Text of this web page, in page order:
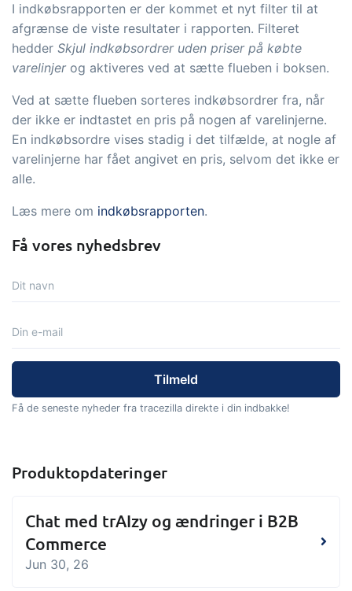
I indkøbsrapporten er der kommet et nyt filter til at
afgrænse de viste resultater i rapporten. Filteret
hedder Skjul indkøbsordrer uden priser på købte
varelinjerog aktiveres ved at sætte flueben i boksen.
Ved at sætte flueben sorteres indkøbsordrer fra, når
der ikke er indtastet en pris på nogen af varelinjerne.
En indkøbsordre vises stadig i det tilfælde, at nogle af
varelinjerne har fået angivet en pris, selvom det ikke er
alle.
Læs mere om indkøbsrapporten.
Få vores nyhedsbrev
Få de seneste nyheder fra tracezilla direkte i din indbakke!
Produktopdateringer
Chat med trAIzy og ændringer i B2B
Commerce
Jun 30, 26